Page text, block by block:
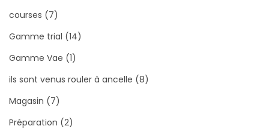
courses (7)
Gamme trial (14)
Gamme Vae (1)
ils sont venus rouler à ancelle (8)
Magasin (7)
Préparation (2)